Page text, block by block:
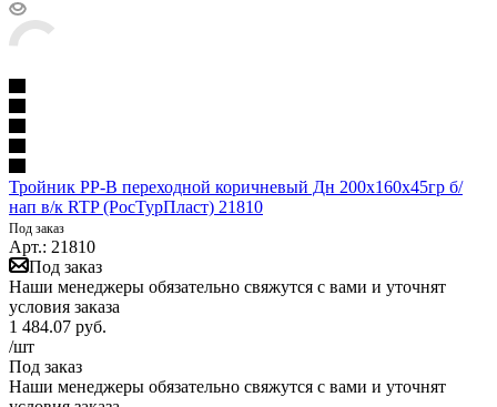
Тройник PP-B переходной коричневый Дн 200х160х45гр б/
нап в/к RTP (РосТурПласт) 21810
Под заказ
Арт.: 21810
Под заказ
Наши менеджеры обязательно свяжутся с вами и уточнят
условия заказа
1 484.07 руб.
/шт
Под заказ
Наши менеджеры обязательно свяжутся с вами и уточнят